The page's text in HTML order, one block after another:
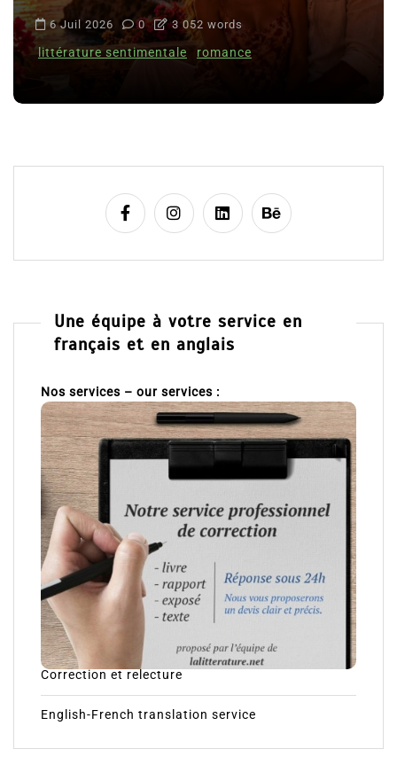
6 Juil 2026 0 3 052 words
littérature sentimentale romance
Une équipe à votre service en
français et en anglais
Nos services – our services :
Correction et relecture
English-French translation service